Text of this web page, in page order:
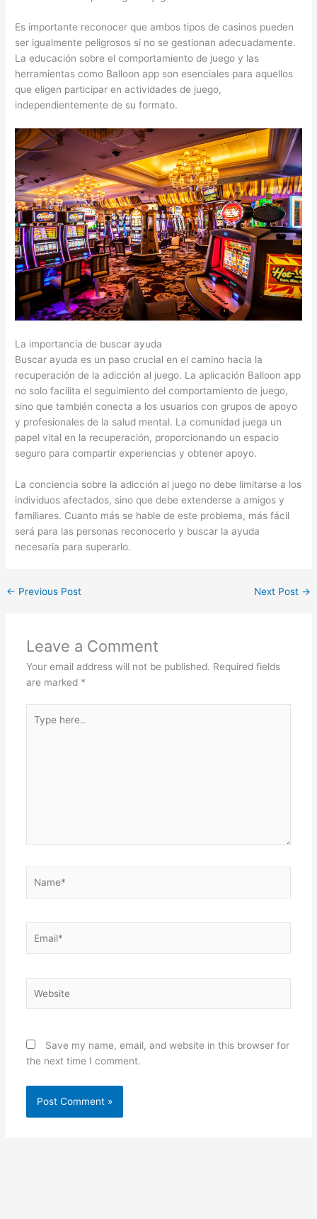
Es importante reconocer que ambos tipos de casinos pueden
ser igualmente peligrosos si no se gestionan adecuadamente.
La educación sobre el comportamiento de juego y las
herramientas como Balloon app son esenciales para aquellos
que eligen participar en actividades de juego,
independientemente de su formato.
La importancia de buscar ayuda
Buscar ayuda es un paso crucial en el camino hacia la
recuperación de la adicción al juego. La aplicación Balloon app
no solo facilita el seguimiento del comportamiento de juego,
sino que también conecta a los usuarios con grupos de apoyo
y profesionales de la salud mental. La comunidad juega un
papel vital en la recuperación, proporcionando un espacio
seguro para compartir experiencias y obtener apoyo.
La conciencia sobre la adicción al juego no debe limitarse a los
individuos afectados, sino que debe extenderse a amigos y
familiares. Cuanto más se hable de este problema, más fácil
será para las personas reconocerlo y buscar la ayuda
necesaria para superarlo.
← Previous Post Next Post →
Leave a Comment
Your email address will not be published. Required fields
are marked *
here..
Save my name, email, and website in this browser for
the next time I comment.